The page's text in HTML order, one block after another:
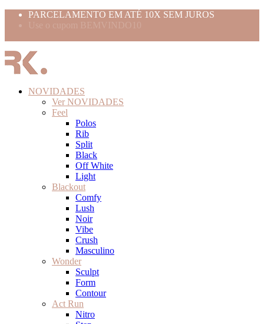
PARCELAMENTO EM ATÉ 10X SEM JUROS
Use o cupom BEMVINDO10
NOVIDADES
Ver NOVIDADES
Feel
Polos
Rib
Split
Black
Off White
Light
Blackout
Comfy
Lush
Noir
Vibe
Crush
Masculino
Wonder
Sculpt
Form
Contour
Act Run
Nitro